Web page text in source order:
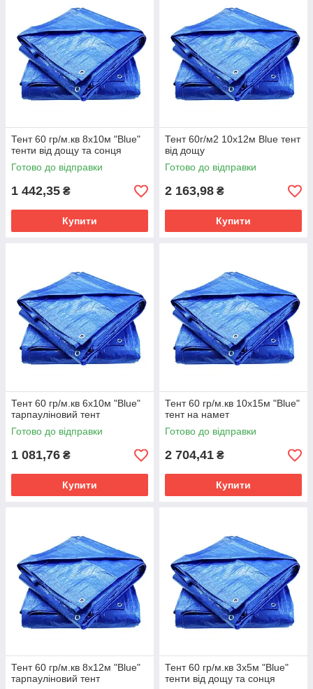
Тент 60 гр/м.кв 8х10м "Blue"
тенти від дощу та сонця
Готово до відправки
1 442,35 ₴
Купити
Тент 60г/м2 10х12м Blue тент
від дощу
Готово до відправки
2 163,98 ₴
Купити
Тент 60 гр/м.кв 6х10м "Blue"
тарпауліновий тент
Готово до відправки
1 081,76 ₴
Купити
Тент 60 гр/м.кв 10х15м "Blue"
тент на намет
Готово до відправки
2 704,41 ₴
Купити
Тент 60 гр/м.кв 8х12м "Blue"
тарпауліновий тент
Тент 60 гр/м.кв 3х5м "Blue"
тенти від дощу та сонця